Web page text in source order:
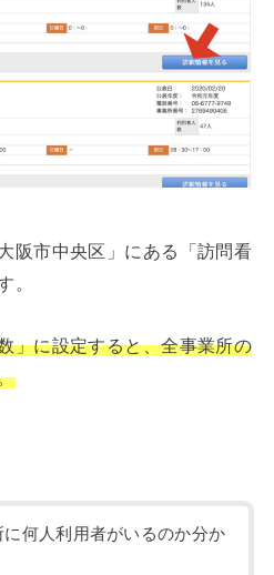
阪市中央区」にある「訪問看
。
」に設定すると、全事業所の
に何人利用者がいるのか分か